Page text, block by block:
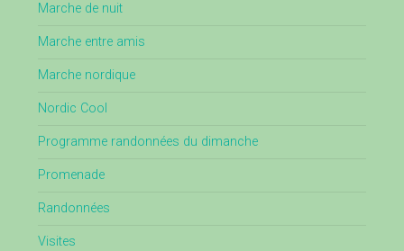
Marche de nuit
Marche entre amis
Marche nordique
Nordic Cool
Programme randonnées du dimanche
Promenade
Randonnées
Visites